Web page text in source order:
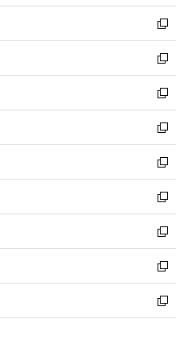
ウ
ィ
ン
ド
ウ
で
開
く
し
い
ウ
ィ
ン
ド
ウ
で
開
く
新
し
い
ウ
ィ
ン
ド
ウ
で
開
く
新
し
い
ウ
ィ
ン
ド
ウ
で
開
く
新
し
い
ウ
ィ
ン
ド
ウ
で
開
く
新
し
い
ウ
ィ
ン
ド
ウ
で
開
く
新
し
い
ウ
ィ
ン
ド
ウ
で
開
新
し
い
ウ
ィ
ン
ド
ウ
新
し
い
ウ
ィ
ン
新
し
い
ウ
新
し